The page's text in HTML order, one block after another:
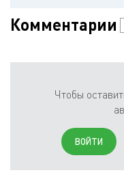
Комментарии
Чтобы
ВОЙТИ